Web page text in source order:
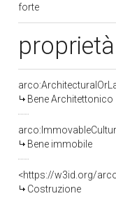
forte
Bene
Bene immobile
<https://w3id.org/
Costruzione